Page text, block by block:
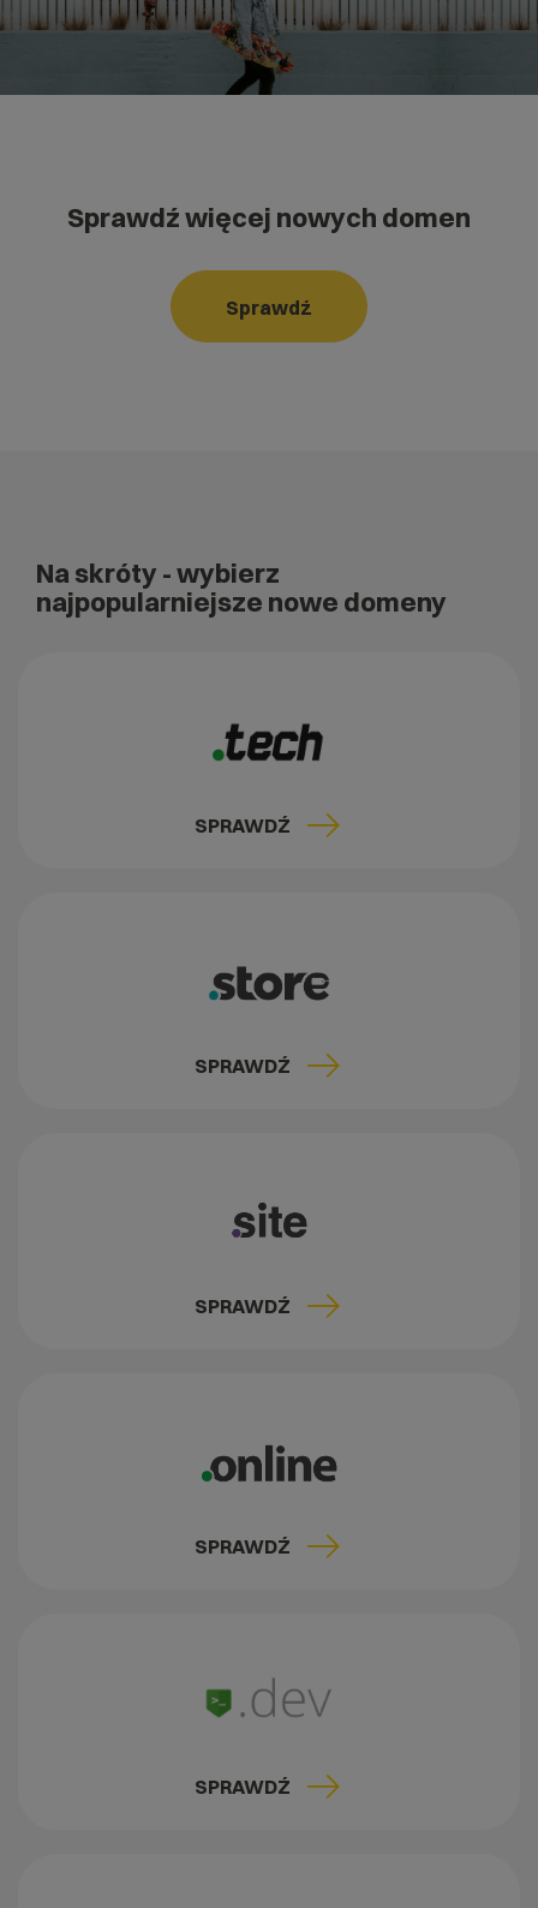
Sprawdź więcej nowych domen
Sprawdź
Na skróty - wybierz
najpopularniejsze nowe domeny
SPRAWDŹ
SPRAWDŹ
SPRAWDŹ
SPRAWDŹ
SPRAWDŹ